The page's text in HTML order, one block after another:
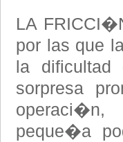
LA
por las que
la
sorpresa
peque�a